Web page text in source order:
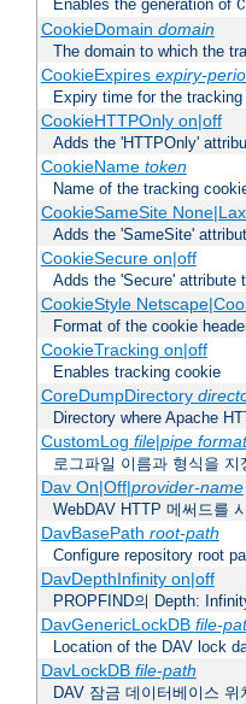
Enables the generation of
CookieDomain domain
The domain to which the
CookieExpires expiry-
Expiry time for the
CookieHTTPOnly on|off
Adds the 'HTTPOnly'
CookieName token
Name of the tracking
CookieSameSite
Adds the 'SameSite'
CookieSecure on|off
Adds the 'Secure' attribute
CookieStyle
Format of the cookie
CookieTracking on|off
Enables tracking cookie
CoreDumpDirectory
Directory where Apache
CustomLog file|pipe format
로그파일 이름과 형식을 지
Dav On|Off|provider-name
WebDAV HTTP 메써드를
DavBasePath root-path
Configure repository root
DavDepthInfinity on|off
PROPFIND의 Depth:
DavGenericLockDB file-
Location of the DAV lock
DavLockDB file-path
DAV 잠금 데이터베이스 위